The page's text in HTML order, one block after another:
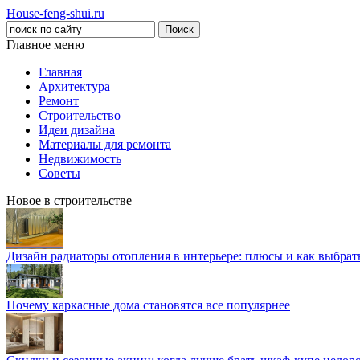
House-feng-shui.ru
Главное меню
Главная
Архитектура
Ремонт
Строительство
Идеи дизайна
Материалы для ремонта
Недвижимость
Советы
Новое в строительстве
Дизайн радиаторы отопления в интерьере: плюсы и как
Почему каркасные дома становятся все популярнее